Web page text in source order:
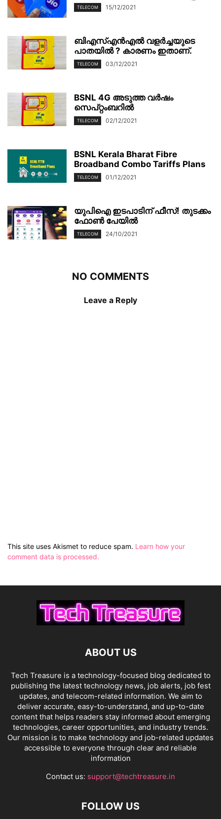
TELECOM 15/12/2021
ബിഎസ്എൻഎൽ വളർച്ചയുടെ
പാതയിൽ ? കാരണം ഇതാണ്.
TELECOM 03/12/2021
BSNL 4G അടുത്ത വർഷം
സെപ്റ്റംബറിൽ
TELECOM 02/12/2021
BSNL Kerala Bharat Fibre
Broadband Combo Tariffs Plans
TELECOM 01/12/2021
യുപിഐ ഇടപാടിന് ഫീസ്! തുടക്കം
ഫോൺ പേയിൽ
TELECOM 24/10/2021
NO COMMENTS
Leave a Reply
This site uses Akismet to reduce spam. Learn how your
comment data is processed.
ABOUT US
Tech Treasure is a technology-focused blog dedicated to
publishing the latest technology news, job alerts, job fest
updates, and telecom-related information. We aim to
deliver accurate, easy-to-understand, and up-to-date
content that helps readers stay informed about emerging
technologies, career opportunities, and industry trends.
Our mission is to make technology and job-related updates
accessible to everyone through clear and reliable
information
Contact us: support@techtreasure.in
FOLLOW US